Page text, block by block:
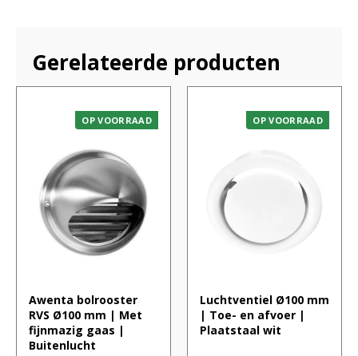
Gerelateerde producten
OP VOORRAAD
Awenta bolrooster
RVS Ø100 mm | Met
fijnmazig gaas |
Buitenlucht
OP VOORRAAD
Luchtventiel Ø100 mm
| Toe- en afvoer |
Plaatstaal wit